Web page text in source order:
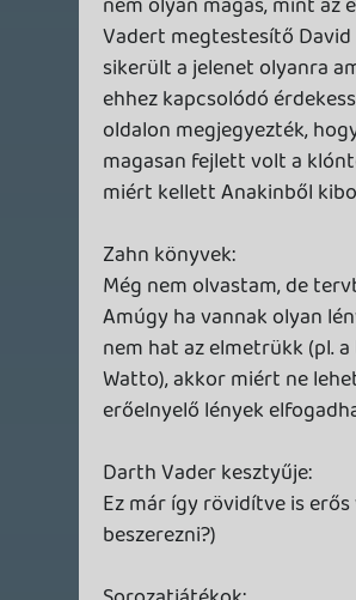
Aztán nehogy majd ne tudjál aludni! 😃
Rudymester 2008.01.20 21:59:09
Rudymester 2008.01.20 21:59:09 #0n2nx
Már töltöm is, este pedig meghallgatom
lefekvés előtt! 🙂
Doberman 2008.01.20 21:45:42
Nagyon baba lett. Hallom lehet
merészebbeket is kérdezni. 😉
magyari5 2008.01.20 21:08:52 #0n2nv
"Na jó nem szar közép szar,, XDXD:P:D
ölyv 2008.01.20 20:19:41 #0n2nu
Good Job
blackfox 2008.01.20 20:04:30